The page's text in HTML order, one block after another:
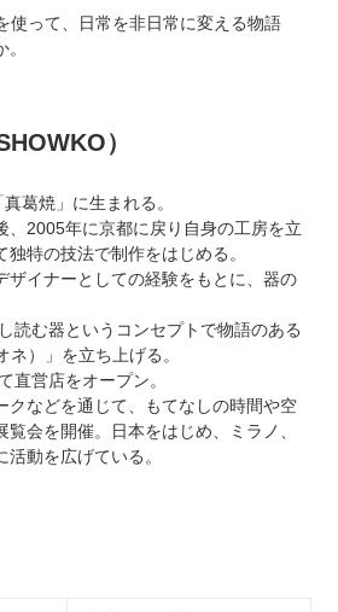
使って、日常を非日常に変える物語
）
葛焼」に生まれる。
、2005年に京都に戻り自身の工房を立
特の技法で制作をはじめる。
ザイナーとしての経験をもとに、器の
読む器というコンセプトで物語のある
）」を立ち上げる。
直営店をオープン。
クなどを通じて、もてなしの時間や空
覧会を開催。日本をはじめ、ミラノ、
動を広げている。